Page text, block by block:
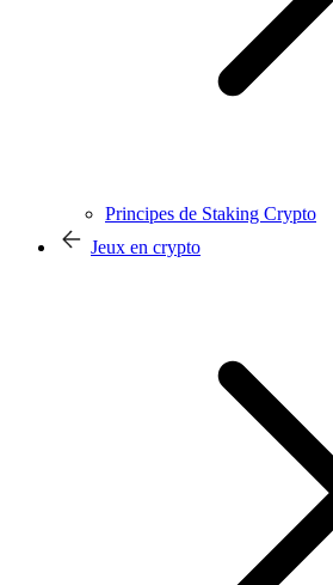
Principes de Staking Crypto
Jeux en crypto